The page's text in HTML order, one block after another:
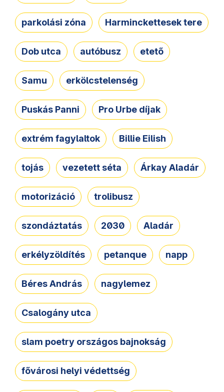
parkolási zóna Harminckettesek tere
Dob utca autóbusz etető
Samu erkölcstelenség
Puskás Panni Pro Urbe díjak
extrém fagylaltok Billie Eilish
tojás vezetett séta Árkay Aladár
motorizáció trolibusz
szondáztatás 2030 Aladár
erkélyzöldítés petanque napp
Béres András nagylemez
Csalogány utca
slam poetry országos bajnokság
fővárosi helyi védettség